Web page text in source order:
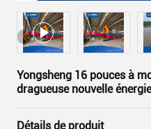
Yongsheng 16 pouces à
dragueuse nouvelle
Détails de produit